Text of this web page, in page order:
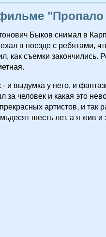
"Пропало
Быков снимал в
в поезде с ребятами,
как съемки закончились.
и выдумка у него, и
за человек и какая это
артистов, и так
шесть лет, а я жив и